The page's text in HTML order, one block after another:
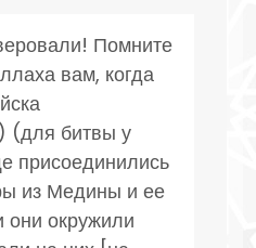
Помните
вам, когда
(для битвы у
присоединились
из Медины и ее
они окружили